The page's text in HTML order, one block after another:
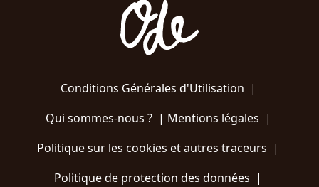
Conditions Générales d'Utilisation |
Qui sommes-nous ?| Mentions légales |
Politique sur les cookies et autres traceurs |
Politique de protection des données |